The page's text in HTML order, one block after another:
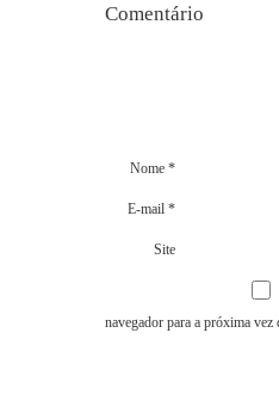
Nome *
E-mail *
Site
navegador para a próxima vez